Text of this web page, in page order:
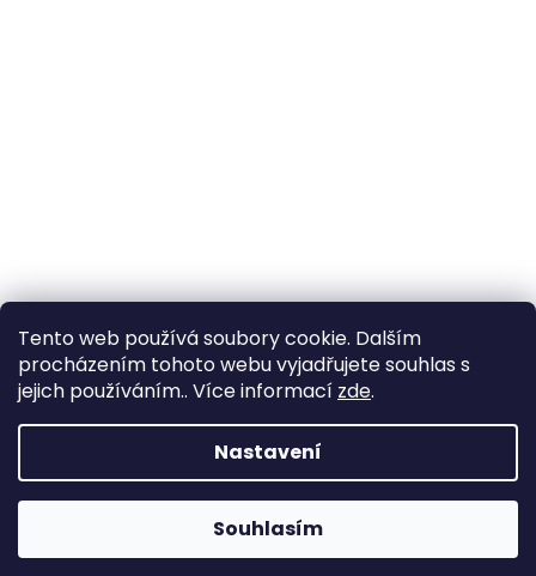
Tento web používá soubory cookie. Dalším
procházením tohoto webu vyjadřujete souhlas s
jejich používáním.. Více informací zde.
Nastavení
Souhlasím